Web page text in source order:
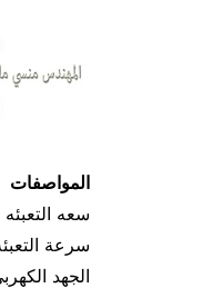
المواصفات
سعه التعبئه من 50 جرام حتي
سرعة التعبئة من 20 الي 40
الجهد الكهربى 220 فولت و يمكن ضبط الفولت حسب الكهرباء المتاحه